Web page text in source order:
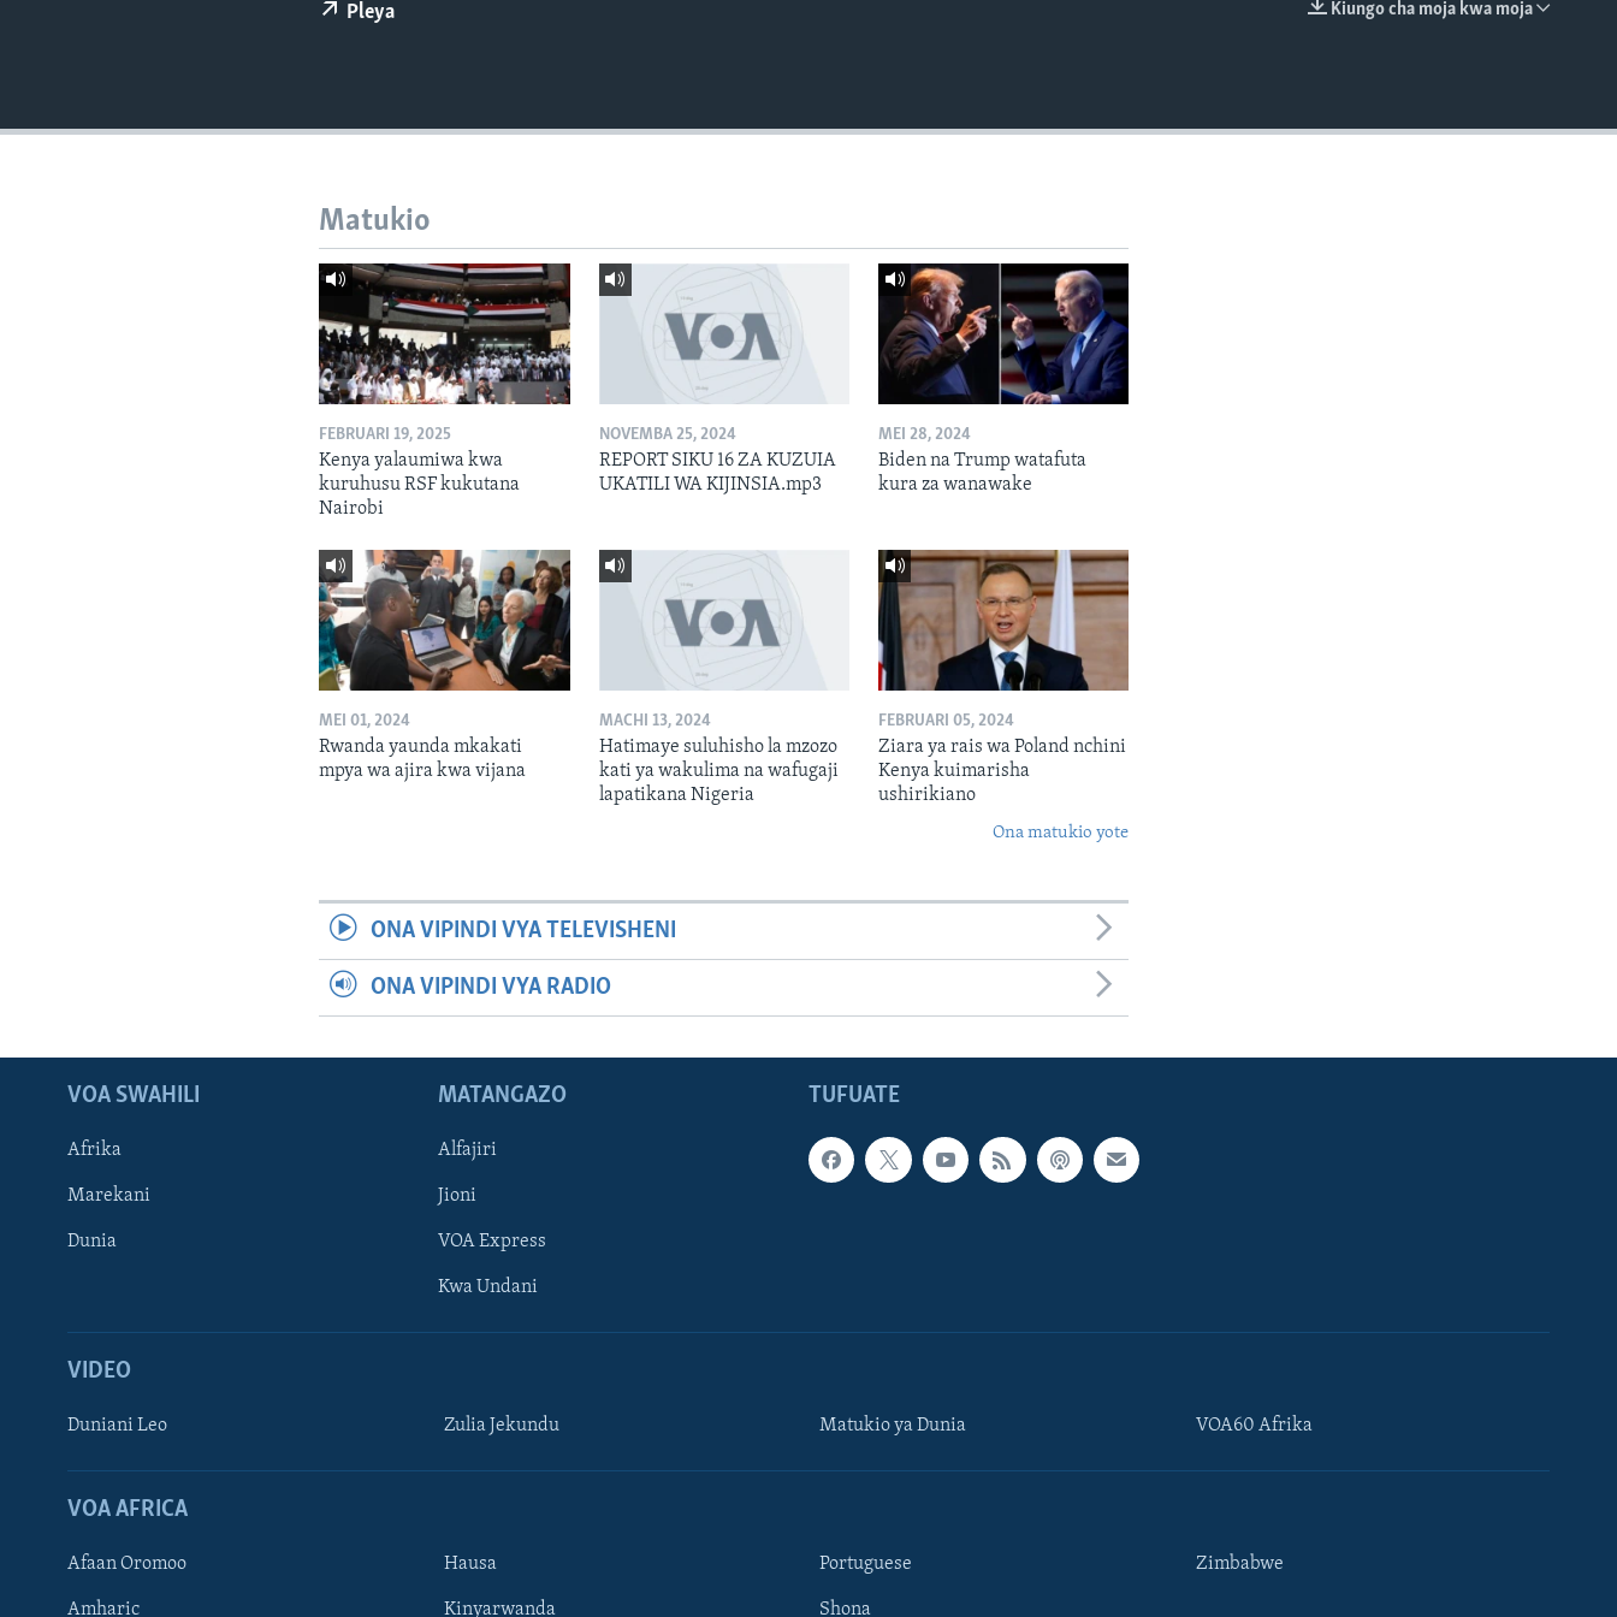
EMBED
Kiungo cha moja kwa moja
Pleya
Matukio
FEBRUARI 19, 2025
Kenya yalaumiwa kwa
kuruhusu RSF kukutana
Nairobi
NOVEMBA 25, 2024
REPORT SIKU 16 ZA KUZUIA
UKATILI WA KIJINSIA.mp3
MEI 28, 2024
Biden na Trump watafuta
kura za wanawake
MEI 01, 2024
Rwanda yaunda mkakati
mpya wa ajira kwa vijana
MACHI 13, 2024
Hatimaye suluhisho la mzozo
kati ya wakulima na wafugaji
lapatikana Nigeria
FEBRUARI 05, 2024
Ziara ya rais wa Poland nchini
Kenya kuimarisha
ushirikiano
Ona matukio yote
ONA VIPINDI VYA TELEVISHENI
ONA VIPINDI VYA RADIO
TUFUATE
VOA SWAHILI
Afrika
Marekani
Dunia
MATANGAZO
Alfajiri
Jioni
VOA Express
Kwa Undani
VIDEO
Duniani Leo Zulia Jekundu Matukio ya Dunia VOA60 Afrika
VOA AFRICA
Afaan Oromoo
Amharic
Hausa
Kinyarwanda
Portuguese
Shona
Zimbabwe